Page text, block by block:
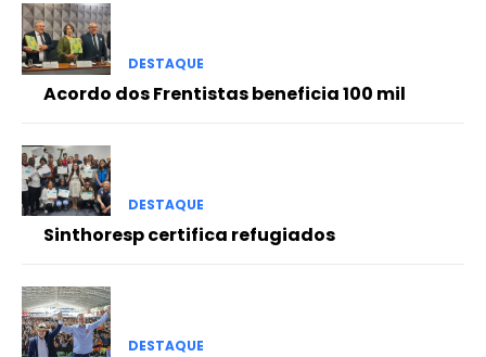
DESTAQUE
Acordo dos Frentistas beneficia 100 mil
DESTAQUE
Sinthoresp certifica refugiados
DESTAQUE